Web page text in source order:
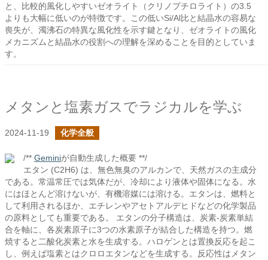
と、比較的風化しやすいゼオライト（クリノプチロライト）の3.5
よりも大幅に低いのが特徴です。この低いSi/Al比と結晶水の容易な
喪失が、濁沸石の特異な風化性を示す鍵となり、ゼオライトの風化
メカニズムと結晶水の役割への理解を深めることを目的としていま
す。
メタンと塩素ガスでラジカルを学ぶ
2024-11-19 化学全般
/** Geminiが自動生成した概要 **/
エタン (C2H6) は、無色無臭のアルカンで、天然ガスの主成分
である。常温常圧では気体だが、冷却により液体や固体になる。水
にはほとんど溶けないが、有機溶媒には溶ける。エタンは、燃料と
して利用されるほか、エチレンやアセトアルデヒドなどの化学製品
の原料としても重要である。 エタンの分子構造は、炭素-炭素単結
合を軸に、各炭素原子に3つの水素原子が結合した構造を持つ。燃
焼すると二酸化炭素と水を生成する。ハロゲンとは置換反応を起こ
し、例えば塩素とはクロロエタンなどを生成する。反応性はメタン